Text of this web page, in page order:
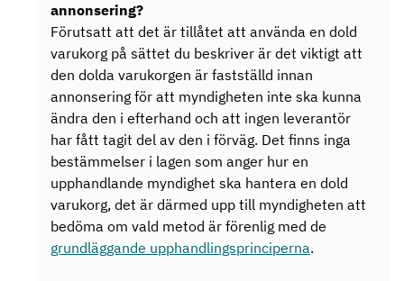
annonsering?
Förutsatt att det är tillåtet att använda en dold
varukorg på sättet du beskriver är det viktigt att
den dolda varukorgen är fastställd innan
annonsering för att myndigheten inte ska kunna
ändra den i efterhand och att ingen leverantör
har fått tagit del av den i förväg. Det finns inga
bestämmelser i lagen som anger hur en
upphandlande myndighet ska hantera en dold
varukorg, det är därmed upp till myndigheten att
bedöma om vald metod är förenlig med de
grundläggande upphandlingsprinciperna.